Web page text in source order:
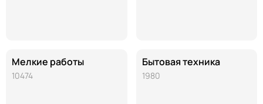
Мелкие работы
10474
Бытовая техника
1980